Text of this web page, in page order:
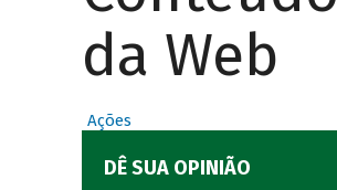
da Web
Ações
DÊ SUA OPINIÃO